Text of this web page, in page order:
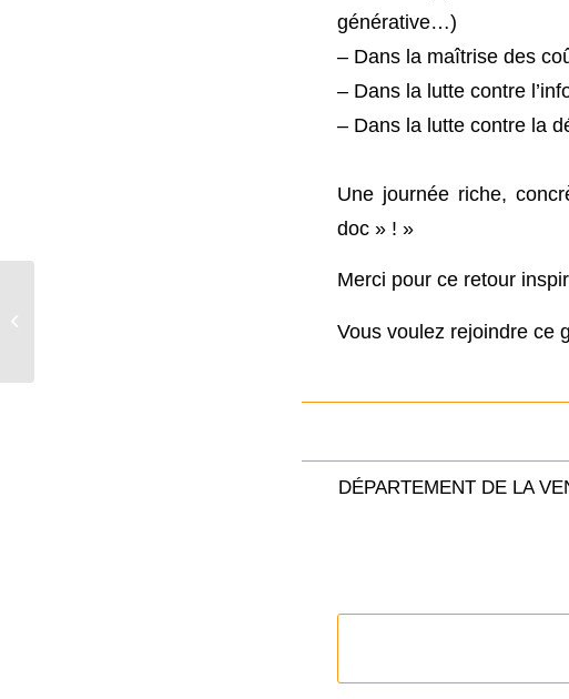
générative…)
– Dans la maîtrise des
– Dans la lutte contre
– Dans la lutte contre la
Une journée riche,
doc » ! »
Merci pour ce retour
Vous voulez rejoindre ce
DÉPARTEMENT DE LA